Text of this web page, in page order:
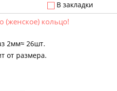
В закладки
(женское) кольцо!
2мм≈ 26шт.
от размера.